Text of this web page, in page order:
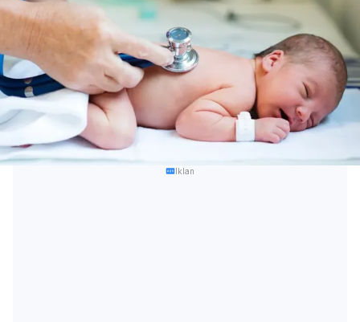
Iklan